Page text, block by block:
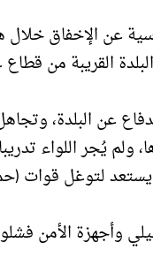
عن الإخفاق
القريبة من قطاع
عن البلدة،
أغسطس 2022، ولم يعدها،
يستعد لتوغل قوات
وأجهزة الأمن